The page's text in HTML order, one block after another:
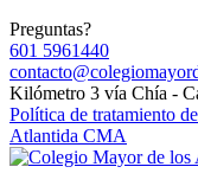
Preguntas?
601 5961440
Kilómetro 3 vía Chía -
Política de tratamiento
Atlantida CMA